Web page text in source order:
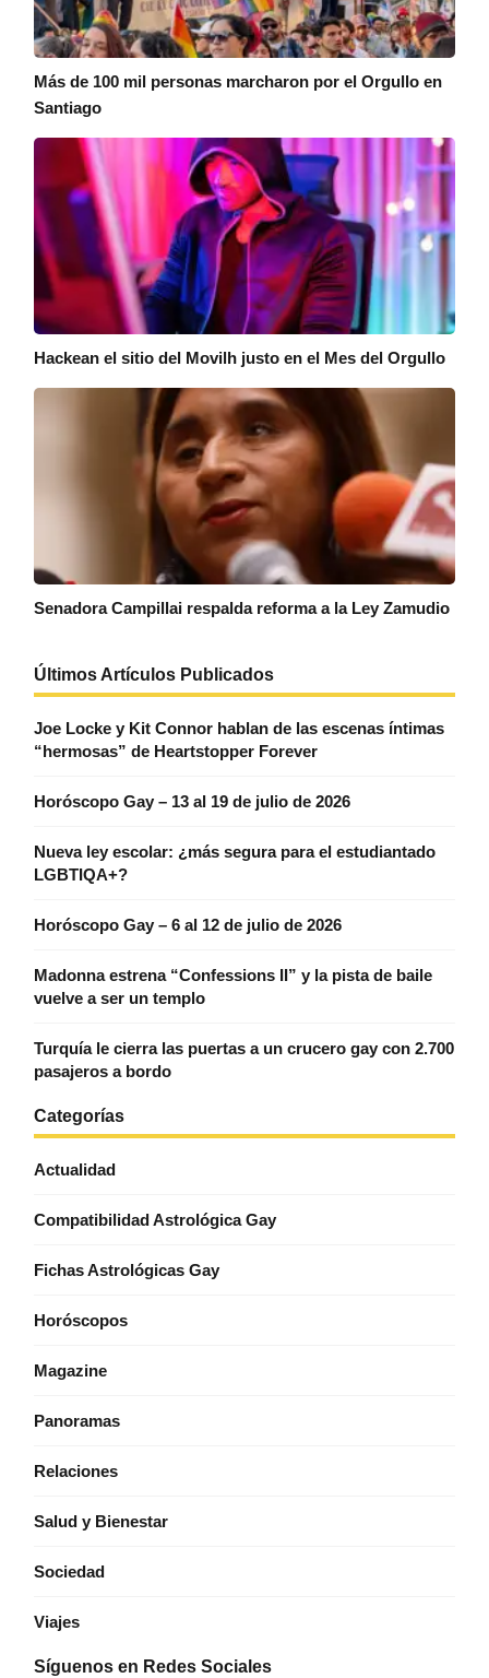
Más de 100 mil personas marcharon por el Orgullo en
Santiago
Hackean el sitio del Movilh justo en el Mes del Orgullo
Senadora Campillai respalda reforma a la Ley Zamudio
Últimos Artículos Publicados
Joe Locke y Kit Connor hablan de las escenas íntimas
“hermosas” de Heartstopper Forever
Horóscopo Gay – 13 al 19 de julio de 2026
Nueva ley escolar: ¿más segura para el estudiantado
LGBTIQA+?
Horóscopo Gay – 6 al 12 de julio de 2026
Madonna estrena “Confessions II” y la pista de baile
vuelve a ser un templo
Turquía le cierra las puertas a un crucero gay con 2.700
pasajeros a bordo
Categorías
Actualidad
Compatibilidad Astrológica Gay
Fichas Astrológicas Gay
Horóscopos
Magazine
Panoramas
Relaciones
Salud y Bienestar
Sociedad
Viajes
Síguenos en Redes Sociales